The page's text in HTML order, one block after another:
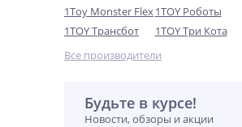
Транспорт для кукол Baby
Born 830-192 гламурный
скутер для пупса Беби Бон
5 999
1Toy Monster Flex1TOY Роботы
1TOY Трансбот
1TOY Три Кота
Все производители
Будьте в курсе!
Новости, обзоры и акции